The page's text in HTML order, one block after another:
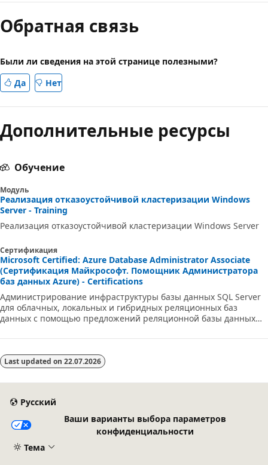
Обратная связь
Были ли сведения на этой странице полезными?
Да
Нет
Дополнительные ресурсы
Обучение
Модуль
Реализация отказоустойчивой кластеризации Windows
Server - Training
Реализация отказоустойчивой кластеризации Windows Server
Сертификация
Microsoft Certified: Azure Database Administrator Associate
(Сертификация Майкрософт. Помощник Администратора
баз данных Azure) - Certifications
Администрирование инфраструктуры базы данных SQL Server
для облачных, локальных и гибридных реляционных баз
данных с помощью предложений реляционной базы данных
Last updated on 22.07.2026
Русский
Ваши варианты выбора параметров
конфиденциальности
Тема